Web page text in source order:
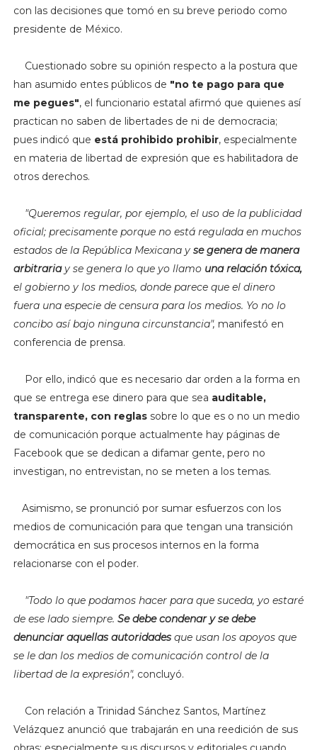
con las decisiones que tomó en su breve periodo como
presidente de México.
Cuestionado sobre su opinión respecto a la postura que
han asumido entes públicos de "no te pago para que
me pegues", el funcionario estatal afirmó que quienes así
practican no saben de libertades de ni de democracia;
pues indicó que está prohibido prohibir, especialmente
en materia de libertad de expresión que es habilitadora de
otros derechos.
"Queremos regular, por ejemplo, el uso de la publicidad
oficial; precisamente porque no está regulada en muchos
estados de la República Mexicana y se genera de manera
arbitrariay se genera lo que yo llamouna relación tóxica,
el gobierno y los medios, donde parece que el dinero
fuera una especie de censura para los medios. Yo no lo
concibo así bajo ninguna circunstancia", manifestó en
conferencia de prensa.
Por ello, indicó que es necesario dar orden a la forma en
que se entrega ese dinero para que sea auditable,
transparente, con reglassobre lo que es o no un medio
de comunicación porque actualmente hay páginas de
Facebook que se dedican a difamar gente, pero no
investigan, no entrevistan, no se meten a los temas.
Asimismo, se pronunció por sumar esfuerzos con los
medios de comunicación para que tengan una transición
democrática en sus procesos internos en la forma
relacionarse con el poder.
"Todo lo que podamos hacer para que suceda, yo estaré
de ese lado siempre. Se debe condenar y se debe
denunciar aquellas autoridades que usan los apoyos que
se le dan los medios de comunicación control de la
libertad de la expresión", concluyó.
Con relación a Trinidad Sánchez Santos, Martínez
Velázquez anunció que trabajarán en una reedición de sus